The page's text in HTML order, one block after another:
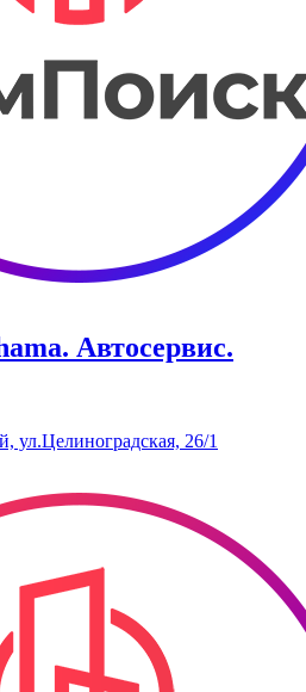
Автосервис.
ул.Целиноградская, 26/1